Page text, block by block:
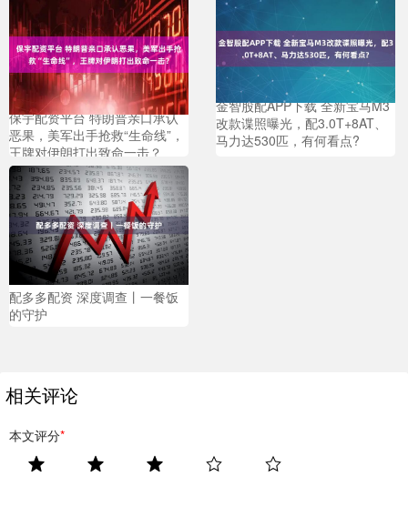
保宇配资平台 特朗普亲口承认
恶果，美军出手抢救“生命线”，
王牌对伊朗打出致命一击？
金智股配APP下载 全新宝马M3
改款谍照曝光，配3.0T+8AT、
马力达530匹，有何看点?
配多多配资 深度调查丨一餐饭
的守护
相关评论
本文评分*